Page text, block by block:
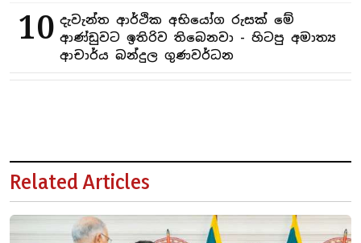
10 දැවැන්ත ආර්ථික අභියෝග රුසක් මේ
ආණ්ඩුවට ඉතිරිව තිබෙනවා - හිටපු අමාත්‍ය
ආචාර්ය බන්දුල ගුණවර්ධන
Related Articles